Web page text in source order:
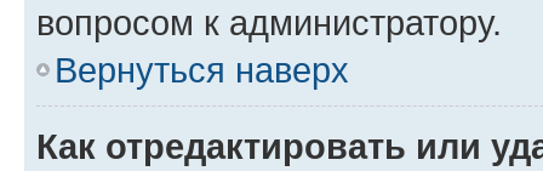
вопросом к администратору.
Вернуться наверх
Как отредактировать или